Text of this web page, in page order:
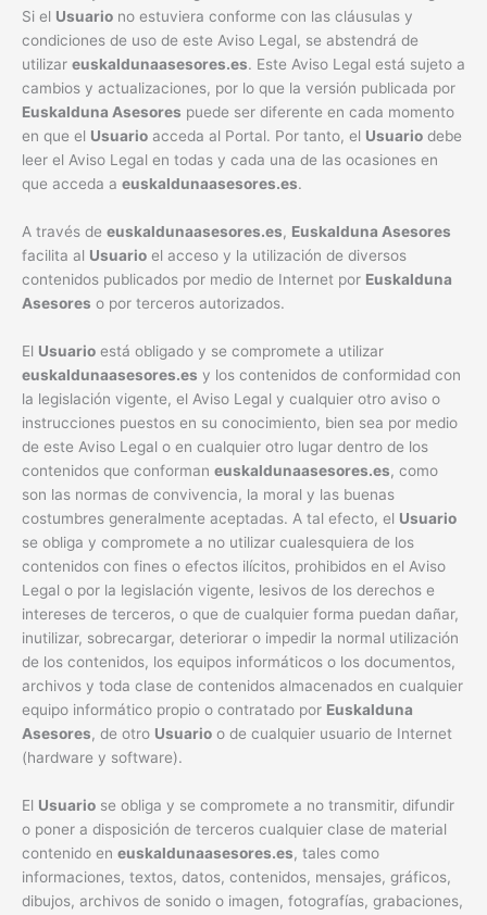
Si el Usuario no estuviera conforme con las cláusulas y
condiciones de uso de este Aviso Legal, se abstendrá de
utilizar euskaldunaasesores.es. Este Aviso Legal está sujeto a
cambios y actualizaciones, por lo que la versión publicada por
Euskalduna Asesores puede ser diferente en cada momento
en que el Usuario acceda al Portal. Por tanto, el Usuario debe
leer el Aviso Legal en todas y cada una de las ocasiones en
que acceda a euskaldunaasesores.es.
A través de euskaldunaasesores.es, Euskalduna Asesores
facilita al Usuario el acceso y la utilización de diversos
contenidos publicados por medio de Internet por Euskalduna
Asesores o por terceros autorizados.
El Usuario está obligado y se compromete a utilizar
euskaldunaasesores.es y los contenidos de conformidad con
la legislación vigente, el Aviso Legal y cualquier otro aviso o
instrucciones puestos en su conocimiento, bien sea por medio
de este Aviso Legal o en cualquier otro lugar dentro de los
contenidos que conforman euskaldunaasesores.es, como
son las normas de convivencia, la moral y las buenas
costumbres generalmente aceptadas. A tal efecto, el Usuario
se obliga y compromete a no utilizar cualesquiera de los
contenidos con fines o efectos ilícitos, prohibidos en el Aviso
Legal o por la legislación vigente, lesivos de los derechos e
intereses de terceros, o que de cualquier forma puedan dañar,
inutilizar, sobrecargar, deteriorar o impedir la normal utilización
de los contenidos, los equipos informáticos o los documentos,
archivos y toda clase de contenidos almacenados en cualquier
equipo informático propio o contratado por Euskalduna
Asesores, de otro Usuario o de cualquier usuario de Internet
(hardware y software).
El Usuario se obliga y se compromete a no transmitir, difundir
o poner a disposición de terceros cualquier clase de material
contenido en euskaldunaasesores.es, tales como
informaciones, textos, datos, contenidos, mensajes, gráficos,
dibujos, archivos de sonido o imagen, fotografías, grabaciones,